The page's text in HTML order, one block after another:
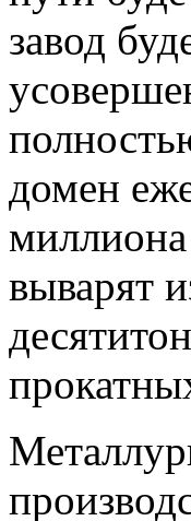
завод
домен
выварят